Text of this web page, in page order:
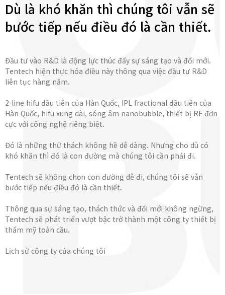
Dù là khó khăn thì chúng tôi vẫn sẽ
bước tiếp nếu điều đó là cần thiết.
Đầu tư vào R&D là động lực thúc đẩy sự sáng tạo và đổi mới.
Tentech hiện thực hóa điều này thông qua việc đầu tư R&D
liên tục hàng năm.
2-line hifu đầu tiên của Hàn Quốc, IPL fractional đầu tiên của
Hàn Quốc, hifu xung dài, sóng âm nanobubble, thiết bị RF đơn
cực với công nghệ riêng biệt.
Đó là những thử thách không hề dễ dàng. Nhưng cho dù có
khó khăn thì đó là con đường mà chúng tôi cần phải đi.
Tentech sẽ không chọn con đường dễ đi, chúng tôi sẽ vẫn
bước tiếp nếu điều đó là cần thiết.
Thông qua sự sáng tạo, thách thức và đổi mới không ngừng,
Tentech sẽ phát triển vượt bậc trở thành một công ty thiết bị
thẩm mỹ toàn cầu.
Lịch sử công ty của chúng tôi